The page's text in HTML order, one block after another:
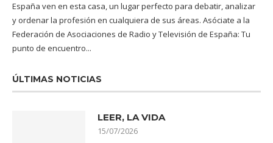
España ven en esta casa, un lugar perfecto para debatir, analizar
y ordenar la profesión en cualquiera de sus áreas. Asóciate a la
Federación de Asociaciones de Radio y Televisión de España: Tu
punto de encuentro...
ÚLTIMAS NOTICIAS
LEER, LA VIDA
15/07/2026